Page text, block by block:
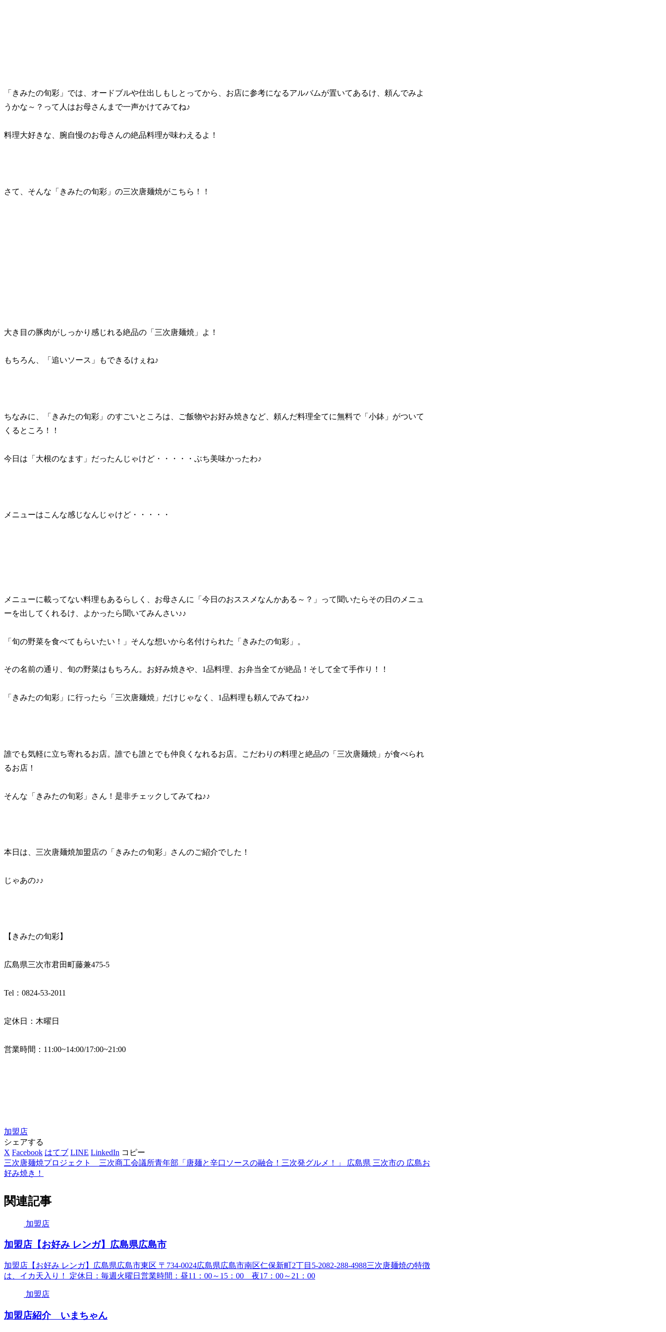
「きみたの旬彩」では、オードブルや仕出しもしとってから、お店に参考になるアルバムが置いてあるけ、頼んでみよ
うかな～？って人はお母さんまで一声かけてみてね♪
料理大好きな、腕自慢のお母さんの絶品料理が味わえるよ！
さて、そんな「きみたの旬彩」の三次唐麺焼がこちら！！
大き目の豚肉がしっかり感じれる絶品の「三次唐麺焼」よ！
もちろん、「追いソース」もできるけぇね♪
ちなみに、「きみたの旬彩」のすごいところは、ご飯物やお好み焼きなど、頼んだ料理全てに無料で「小鉢」がついて
くるところ！！
今日は「大根のなます」だったんじゃけど・・・・・ぶち美味かったわ♪
メニューはこんな感じなんじゃけど・・・・・
メニューに載ってない料理もあるらしく、お母さんに「今日のおススメなんかある～？」って聞いたらその日のメニュ
ーを出してくれるけ、よかったら聞いてみんさい♪♪
「旬の野菜を食べてもらいたい！」そんな想いから名付けられた「きみたの旬彩」。
その名前の通り、旬の野菜はもちろん。お好み焼きや、1品料理、お弁当全てが絶品！そして全て手作り！！
「きみたの旬彩」に行ったら「三次唐麺焼」だけじゃなく、1品料理も頼んでみてね♪♪
誰でも気軽に立ち寄れるお店。誰でも誰とでも仲良くなれるお店。こだわりの料理と絶品の「三次唐麺焼」が食べられ
るお店！
そんな「きみたの旬彩」さん！是非チェックしてみてね♪♪
本日は、三次唐麺焼加盟店の「きみたの旬彩」さんのご紹介でした！
じゃあの♪♪
【きみたの旬彩】
広島県三次市君田町藤兼475-5
Tel：0824-53-2011
定休日：木曜日
営業時間：11:00~14:00/17:00~21:00
加盟店
シェアする
X Facebook はてブ LINE LinkedIn コピー
三次唐麺焼プロジェクト _ 三次商工会議所青年部「唐麺と辛口ソースの融合！三次発グルメ！」 広島県 三次市の 広島お
好み焼き！
関連記事
加盟店
加盟店【お好み レンガ】広島県広島市
加盟店【お好み レンガ】広島県広島市東区 〒734-0024広島県広島市南区仁保新町2丁目5-2082-288-4988三次唐麺焼の特徴
は、イカ天入り！ 定休日：毎週火曜日営業時間：昼11：00～15：00 夜17：00～21：00
加盟店
加盟店紹介 いまちゃん